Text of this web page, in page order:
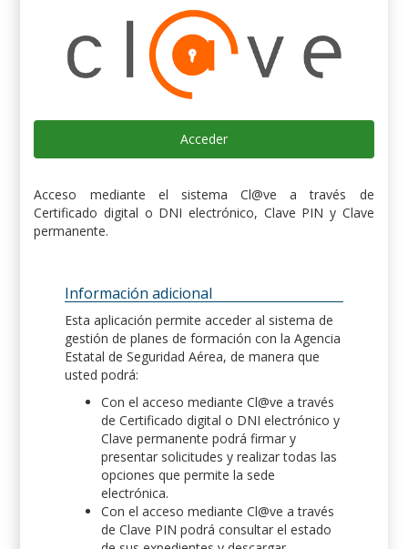
Acceder
Acceso mediante el sistema Cl@ve a través de
Certificado digital o DNI electrónico, Clave PIN y Clave
permanente.
Información adicional
Esta aplicación permite acceder al sistema de
gestión de planes de formación con la Agencia
Estatal de Seguridad Aérea, de manera que
usted podrá:
Con el acceso mediante Cl@ve a través
de Certificado digital o DNI electrónico y
Clave permanente podrá firmar y
presentar solicitudes y realizar todas las
opciones que permite la sede
electrónica.
Con el acceso mediante Cl@ve a través
de Clave PIN podrá consultar el estado